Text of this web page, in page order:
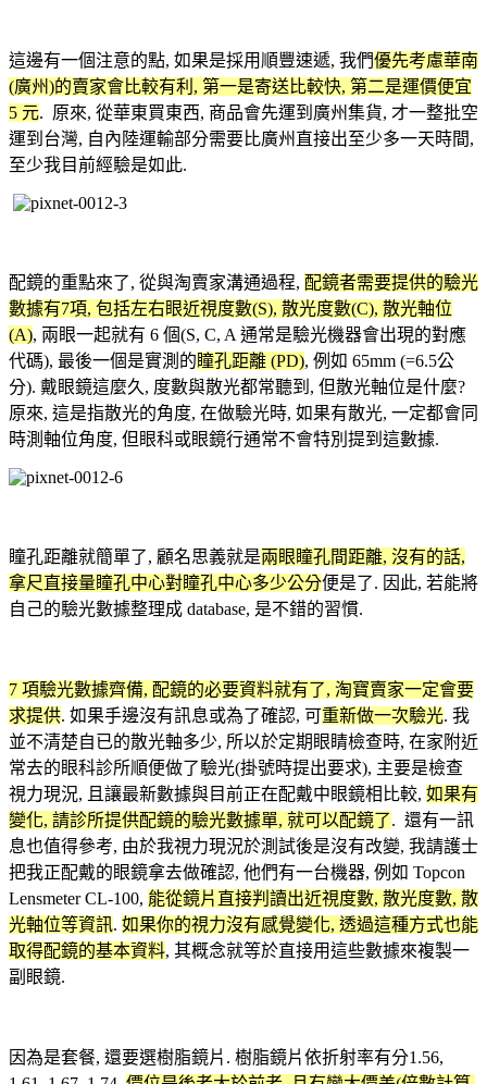
這邊有一個注意的點, 如果是採用順豐速遞, 我們優先考慮華南
(廣州)的賣家會比較有利, 第一是寄送比較快, 第二是運價便宜
5 元. 原來, 從華東買東西, 商品會先運到廣州集貨, 才一整批空
運到台灣, 自內陸運輸部分需要比廣州直接出至少多一天時間,
至少我目前經驗是如此.
配鏡的重點來了, 從與淘賣家溝通過程, 配鏡者需要提供的驗光
數據有7項, 包括左右眼近視度數(S), 散光度數(C), 散光軸位
(A), 兩眼一起就有 6 個(S, C, A 通常是驗光機器會出現的對應
代碼), 最後一個是實測的瞳孔距離 (PD), 例如 65mm (=6.5公
分). 戴眼鏡這麼久, 度數與散光都常聽到, 但散光軸位是什麼?
原來, 這是指散光的角度, 在做驗光時, 如果有散光, 一定都會同
時測軸位角度, 但眼科或眼鏡行通常不會特別提到這數據.
瞳孔距離就簡單了, 顧名思義就是兩眼瞳孔間距離, 沒有的話,
拿尺直接量瞳孔中心對瞳孔中心多少公分便是了. 因此, 若能將
自己的驗光數據整理成 database, 是不錯的習慣.
7 項驗光數據齊備, 配鏡的必要資料就有了, 淘寶賣家一定會要
求提供. 如果手邊沒有訊息或為了確認, 可重新做一次驗光. 我
並不清楚自已的散光軸多少, 所以於定期眼睛檢查時, 在家附近
常去的眼科診所順便做了驗光(掛號時提出要求), 主要是檢查
視力現況, 且讓最新數據與目前正在配戴中眼鏡相比較, 如果有
變化, 請診所提供配鏡的驗光數據單, 就可以配鏡了. 還有一訊
息也值得參考, 由於我視力現況於測試後是沒有改變, 我請護士
把我正配戴的眼鏡拿去做確認, 他們有一台機器, 例如 Topcon
Lensmeter CL-100, 能從鏡片直接判讀出近視度數, 散光度數, 散
光軸位等資訊. 如果你的視力沒有感覺變化, 透過這種方式也能
取得配鏡的基本資料, 其概念就等於直接用這些數據來複製一
副眼鏡.
因為是套餐, 還要選樹脂鏡片. 樹脂鏡片依折射率有分1.56,